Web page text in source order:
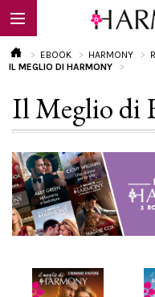
EBOOK
LIBRI
Calendario
EBOOK HARMONY
IL MEGLIO DI HARMONY
Il Meglio di